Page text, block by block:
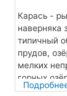
Карась -
наверняка
типичный
прудов,
мелких
горных